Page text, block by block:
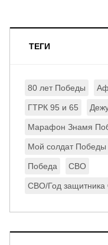
ТЕГИ
80 лет Победы
ГТРК 95 и 65
Марафон Знамя
Мой солдат Победы
Победа СВО
СВО/Год защитника